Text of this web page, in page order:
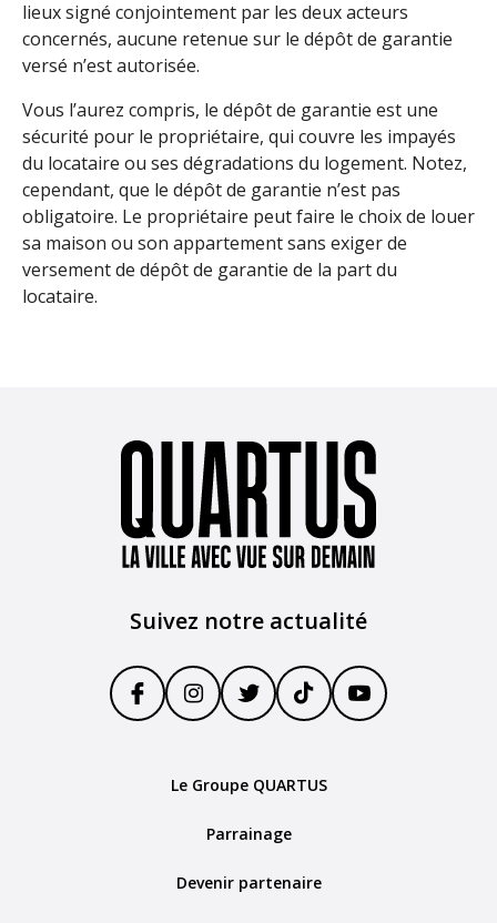
lieux signé conjointement par les deux acteurs
concernés, aucune retenue sur le dépôt de garantie
versé n’est autorisée.
Vous l’aurez compris, le dépôt de garantie est une
sécurité pour le propriétaire, qui couvre les impayés
du locataire ou ses dégradations du logement. Notez,
cependant, que le dépôt de garantie n’est pas
obligatoire. Le propriétaire peut faire le choix de louer
sa maison ou son appartement sans exiger de
versement de dépôt de garantie de la part du
locataire.
Suivez notre actualité
Le Groupe QUARTUS
Parrainage
Devenir partenaire